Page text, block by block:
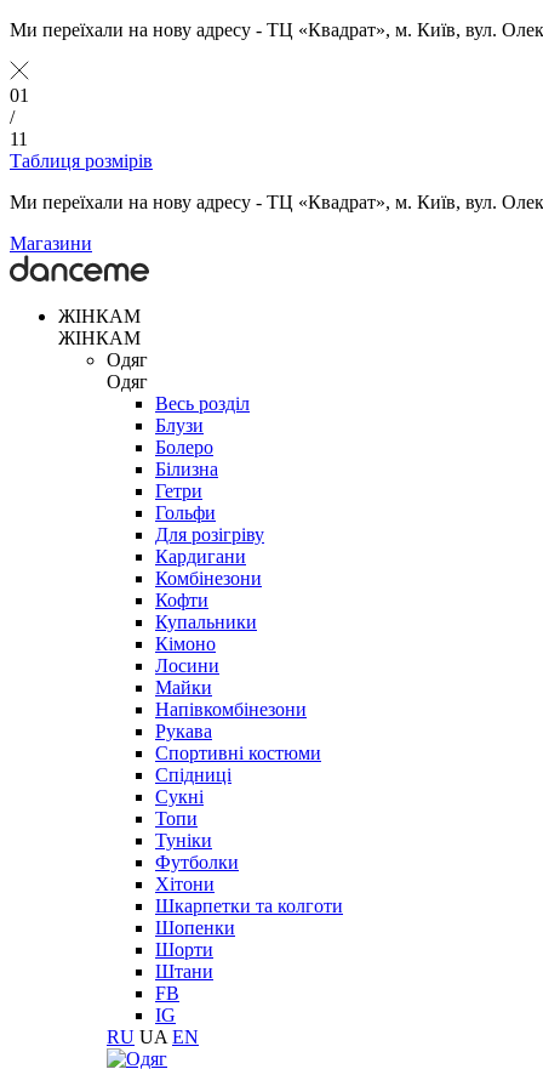
Ми переїхали на нову адресу - ТЦ «Квадрат», м. Київ, вул.
01
/
11
Таблиця розмірів
Ми переїхали на нову адресу - ТЦ «Квадрат», м. Київ, вул.
Магазини
ЖІНКАМ
ЖІНКАМ
Одяг
Одяг
Весь розділ
Блузи
Болеро
Білизна
Гетри
Гольфи
Для розігріву
Кардигани
Комбінезони
Кофти
Купальники
Кімоно
Лосини
Майки
Напівкомбінезони
Рукава
Спортивні костюми
Спідниці
Сукні
Топи
Туніки
Футболки
Хітони
Шкарпетки та колготи
Шопенки
Шорти
Штани
FB
IG
RU UA EN